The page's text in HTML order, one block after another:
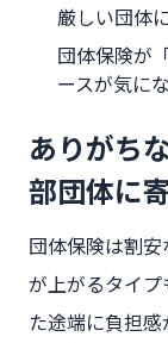
厳しい団体
団体保険が
ースが気に
ありがち
部団体に
団体保険は割
が上がるタイ
た途端に負担